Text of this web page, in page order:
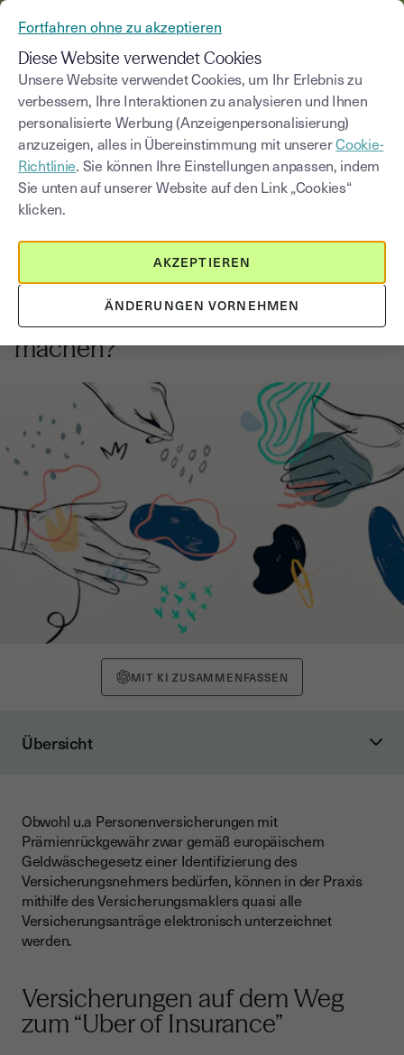
Blog
Kategorie auswählen Saisissez un terme
Wie Versicherer Ihre
Antragsstrecke mit der
elektronischen Unterschrift mobil
machen?
MIT KI ZUSAMMENFASSEN
Übersicht
>95% der Versicherungspolicen können kundenfreundlich
per Fernsignatur abgeschlossen werden
Gesetz vs. Rechtsabteilung: Handhabung in der Praxis
Obwohl u.a Personenversicherungen mit
Prämienrückgewähr zwar gemäß europäischem
Geldwäschegesetz einer Identifizierung des
Versicherungsnehmers bedürfen, können in der Praxis
mithilfe des Versicherungsmaklers quasi alle
Versicherungsanträge elektronisch unterzeichnet
werden.
Versicherungen auf dem Weg
zum “Uber of Insurance”
Fortfahren ohne zu akzeptieren
Diese Website verwendet Cookies
Unsere Website verwendet Cookies, um Ihr Erlebnis zu
verbessern, Ihre Interaktionen zu analysieren und Ihnen
personalisierte Werbung (Anzeigenpersonalisierung)
anzuzeigen, alles in Übereinstimmung mit unsererCookie-
Richtlinie. Sie können Ihre Einstellungen anpassen, indem
Sie unten auf unserer Website auf den Link „Cookies“
klicken.
ÄNDERUNGEN VORNEHMEN
AKZEPTIEREN